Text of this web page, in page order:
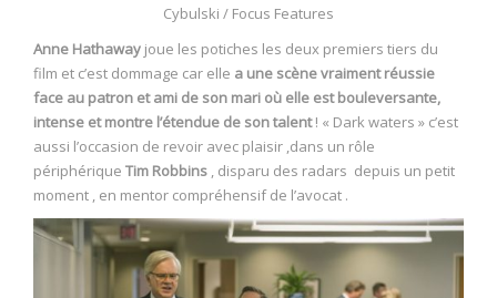
Cybulski / Focus Features
Anne Hathaway joue les potiches les deux premiers tiers du
film et c’est dommage car elle a une scène vraiment réussie
face au patron et ami de son mari où elle est bouleversante,
intense et montre l’étendue de son talent! « Dark waters » c’est
aussi l’occasion de revoir avec plaisir ,dans un rôle
périphérique Tim Robbins , disparu des radars depuis un petit
moment , en mentor compréhensif de l’avocat .